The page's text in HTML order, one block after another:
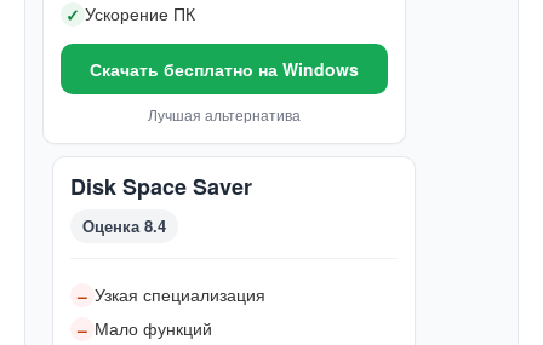
✓ Ускорение ПК
Скачать бесплатно на Windows
Лучшая альтернатива
Disk Space Saver
Оценка 8.4
– Узкая специализация
– Мало функций